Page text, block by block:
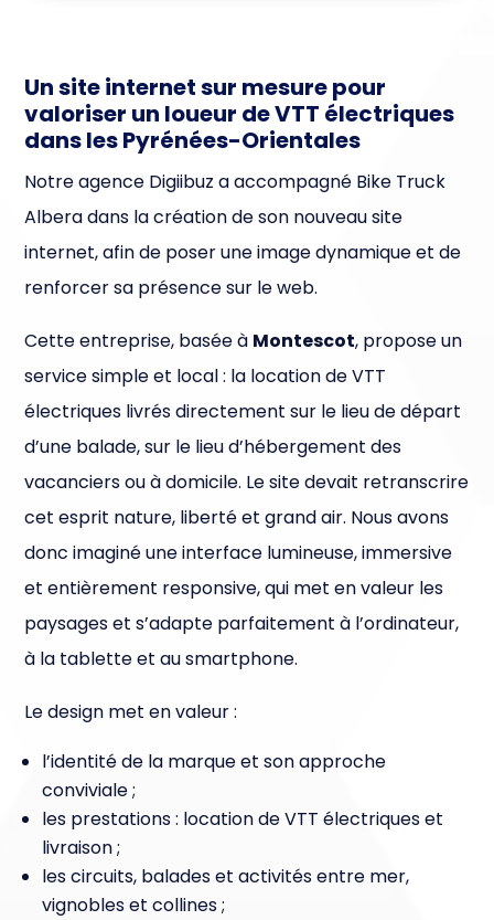
Un site internet sur mesure pour
valoriser un loueur de VTT électriques
dans les Pyrénées-Orientales
Notre agence Digiibuz a accompagné Bike Truck
Albera dans la création de son nouveau site
internet, afin de poser une image dynamique et de
renforcer sa présence sur le web.
Cette entreprise, basée à Montescot, propose un
service simple et local : la location de VTT
électriques livrés directement sur le lieu de départ
d’une balade, sur le lieu d’hébergement des
vacanciers ou à domicile. Le site devait retranscrire
cet esprit nature, liberté et grand air. Nous avons
donc imaginé une interface lumineuse, immersive
et entièrement responsive, qui met en valeur les
paysages et s’adapte parfaitement à l’ordinateur,
à la tablette et au smartphone.
Le design met en valeur :
l’identité de la marque et son approche
conviviale ;
les prestations : location de VTT électriques et
livraison ;
les circuits, balades et activités entre mer,
vignobles et collines ;